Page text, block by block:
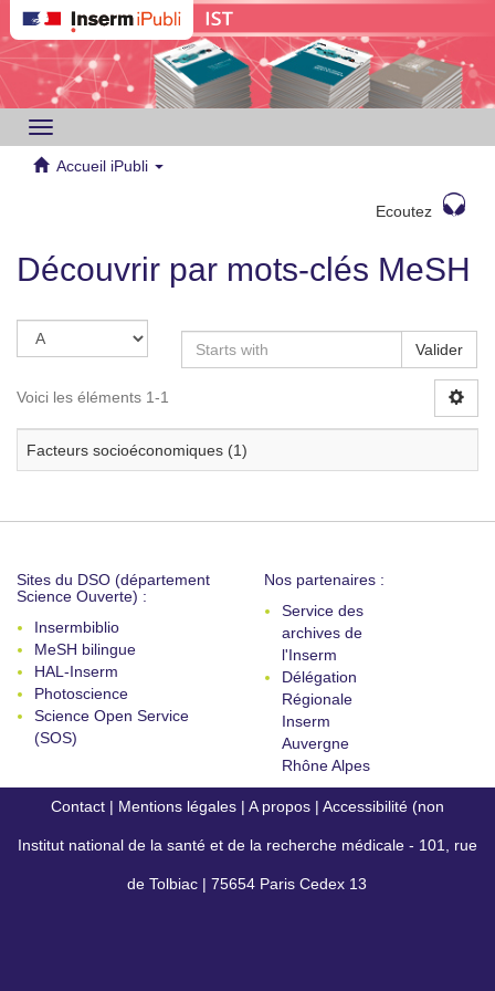
Toggle
navigation
Accueil iPubli
Ecoutez
Découvrir par mots-clés MeSH
Valider
Voici les éléments 1-1
Facteurs socioéconomiques (1)
Sites du DSO (département
Science Ouverte) :
Insermbiblio
MeSH bilingue
HAL-Inserm
Photoscience
Science Open Service
(SOS)
Nos partenaires :
Service des
archives de
l'Inserm
Délégation
Régionale
Inserm
Auvergne
Rhône Alpes
Contact | Mentions légales | A propos | Accessibilité (non
conforme)
Institut national de la santé et de la recherche médicale - 101, rue
de Tolbiac | 75654 Paris Cedex 13